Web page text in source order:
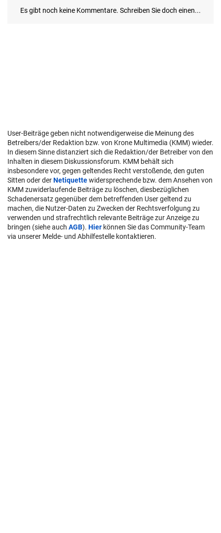
User-Beiträge geben nicht notwendigerweise die Meinung des
Betreibers/der Redaktion bzw. von Krone Multimedia (KMM) wieder.
In diesem Sinne distanziert sich die Redaktion/der Betreiber von den
Inhalten in diesem Diskussionsforum. KMM behält sich
insbesondere vor, gegen geltendes Recht verstoßende, den guten
Sitten oder derNetiquettewidersprechende bzw. dem Ansehen von
KMM zuwiderlaufende Beiträge zu löschen, diesbezüglichen
Schadenersatz gegenüber dem betreffenden User geltend zu
machen, die Nutzer-Daten zu Zwecken der Rechtsverfolgung zu
verwenden und strafrechtlich relevante Beiträge zur Anzeige zu
bringen (siehe auch AGB). Hier können Sie das Community-Team
via unserer Melde- und Abhilfestelle kontaktieren.